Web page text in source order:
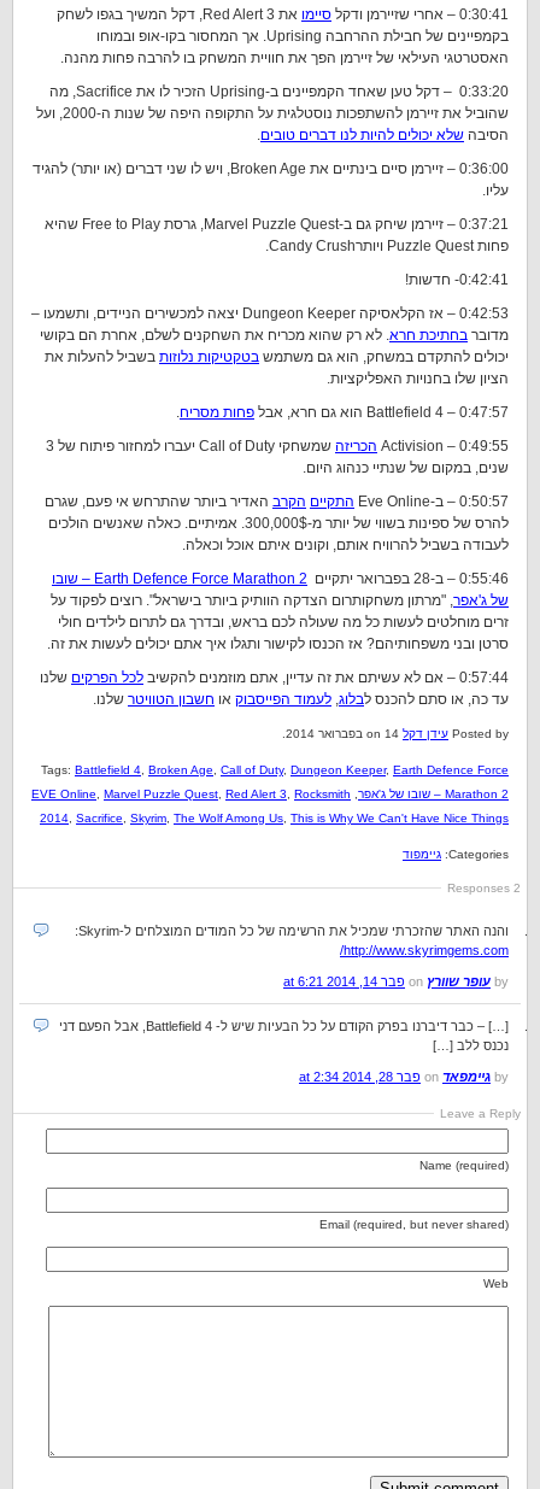
0:30:41 – אחרי שזיירמן ודקל
סיימו
את Red Alert 3, דקל המשיך בגפו לשחק
בקמפיינים של חבילת ההרחבה Uprising. אך המחסור בקו-אופ ובמוחו
האסטרטגי העילאי של זיירמן הפך את חוויית המשחק בו להרבה פחות מהנה.
0:33:20 – דקל טען שאחד הקמפיינים ב-Uprising הזכיר לו את Sacrifice, מה
שהוביל את זיירמן להשתפכות נוסטלגית על התקופה היפה של שנות ה-2000, ועל
הסיבה שלא יכולים להיות לנו דברים טובים.
0:36:00 – זיירמן סיים בינתיים את Broken Age, ויש לו שני דברים (או יותר) להגיד
עליו.
0:37:21 – זיירמן שיחק גם ב-Marvel Puzzle Quest, גרסת Free to Play שהיא
פחות Puzzle Quest ויותרCandy Crush.
0:42:41- חדשות!
0:42:53 – אז הקלאסיקה Dungeon Keeper יצאה למכשירים הניידים, ותשמעו –
מדובר בחתיכת חרא. לא רק שהוא מכריח את השחקנים לשלם, אחרת הם בקושי
יכולים להתקדם במשחק, הוא גם משתמש בטקטיקות נלוזות בשביל להעלות את
הציון שלו בחנויות האפליקציות.
0:47:57 – Battlefield 4 הוא גם חרא, אבל
פחות מסריח.
0:49:55 – Activision
הכריזה
שמשחקי Call of Duty יעברו למחזור פיתוח של 3
שנים, במקום של שנתיי כנהוג היום.
0:50:57 – ב-Eve Online
התקיים הקרב האדיר ביותר שהתרחש אי פעם, שגרם
להרס של ספינות בשווי של יותר מ-300,000$. אמיתיים. כאלה שאנשים הולכים
לעבודה בשביל להרוויח אותם, וקונים איתם אוכל וכאלה.
0:55:46 – ב-28 בפברואר יתקיים
Earth Defence Force Marathon 2 – שובו
של ג'אפר, "מרתון משחקותרום הצדקה הוותיק ביותר בישראל". רוצים לפקוד על
זרים מוחלטים לעשות כל מה שעולה לכם בראש, ובדרך גם לתרום לילדים חולי
סרטן ובני משפחותיהם? אז הכנסו לקישור ותגלו איך אתם יכולים לעשות את זה.
0:57:44 – אם לא עשיתם את זה עדיין, אתם מוזמנים להקשיב
לכל הפרקים שלנו
עד כה, או סתם להכנס לבלוג, לעמוד הפייסבוק או חשבון הטוויטר שלנו.
Posted by עידן דקל
Tags: Battlefield 4 Broken Age Call of Duty, Dungeon Keeper, Earth Defence Force
Marathon 2 – שובו של ג'אפר
EVE Online Marvel Puzzle Quest Red Alert 3
Rocksmith
2014 Sacrifice Skyrim The Wolf Among Us This is Why We Can't Have Nice Things
Categories: גיימפוד
2 Responses
והנה האתר שהזכרתי שמכיל את הרשימה של כל המודים המוצלחים ל-Skyrim:
http://www.skyrimgems.com/
by עופר שוורץ פבר 14, 2014 at 6:21
[…] – כבר דיברנו בפרק הקודם על כל הבעיות שיש ל- Battlefield 4, אבל הפעם דני
נכנס ללב […]
by גיימפאד פבר 28, 2014 at 2:34
Leave a Reply
Name (required)
Email (required, but never shared)
Web